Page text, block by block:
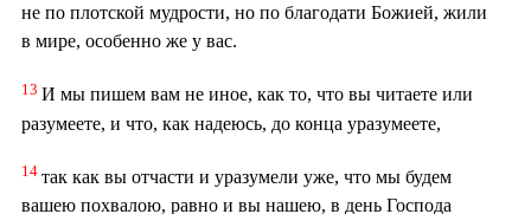
не по плотской мудрости, но по благодати Божией, жили
в мире, особенно же у вас.
13 И мы пишем вам не иное, как то, что вы читаете или
разумеете, и что, как надеюсь, до конца уразумеете,
14 так как вы отчасти и уразумели уже, что мы будем
вашею похвалою, равно и вы нашею, в день Господа